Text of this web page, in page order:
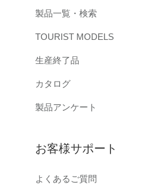
製品一覧・検索
TOURIST MODELS
生産終了品
カタログ
製品アンケート
お客様サポート
よくあるご質問